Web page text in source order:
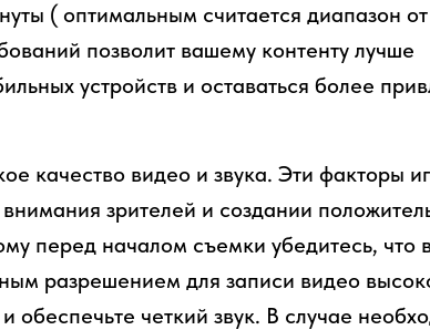
( оптимальным считается диапазон
позволит вашему контенту лучше
устройств и оставаться более
качество видео и звука. Эти факторы
зрителей и создании
перед началом съемки убедитесь, что
разрешением для записи видео
обеспечьте четкий звук. В случае